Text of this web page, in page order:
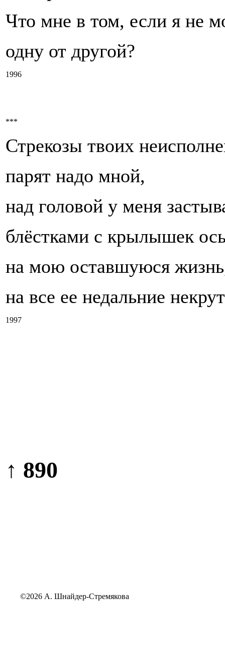
Что мне в том, если я не
одну от другой?
1996
***
Стрекозы твоих
парят надо мной,
над головой у меня
блёстками с крылышек
на мою оставшуюся
на все ее недальние
1997
↑ 890
©2026 А. Шнайдер-Стремякова